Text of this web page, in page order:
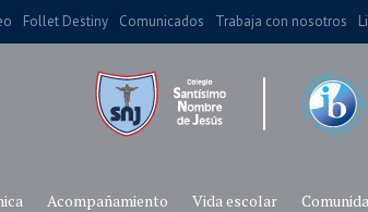
Follet Destiny Comunicados Trabaja con nosotros
Acompañamiento Vida escolar